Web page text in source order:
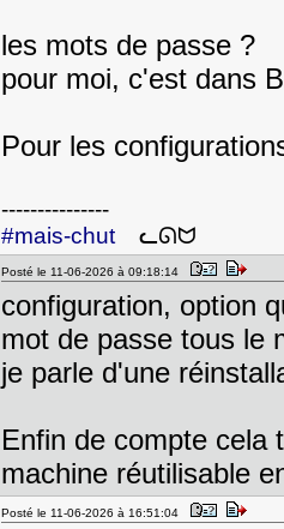
les mots de passe ?
pour moi, c'est dans
Pour les
---------------
#mais-chutᓚᘏᗢ
Posté le 11-06-2026 à 09:18:14
configuration, option
mot de passe tous le
je parle d'une
Enfin de compte cela
machine réutilisable
Posté le 11-06-2026 à 16:51:04